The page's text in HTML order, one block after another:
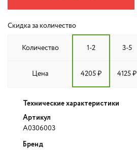
Скидка за количество
Количество 1-2 3-5
Цена 4205 ₽ 4125 ₽
Технические характеристики
Артикул
A0306003
Бренд